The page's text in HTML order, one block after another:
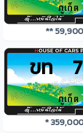
**
ขท
*